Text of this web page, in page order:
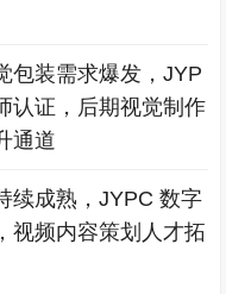
包装需求爆发，JYP
认证，后期视觉制作
通道
续成熟，JYPC 数字
视频内容策划人才拓